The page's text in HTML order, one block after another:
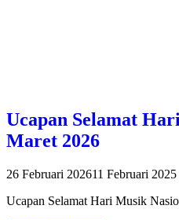
Ucapan Selamat
Maret 2026
26 Februari 202611 Februari 2025
Ucapan Selamat Hari Musik